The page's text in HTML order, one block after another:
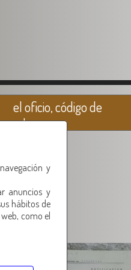
y
anuncios y
hábitos de
como el
el oficio, código de
valores